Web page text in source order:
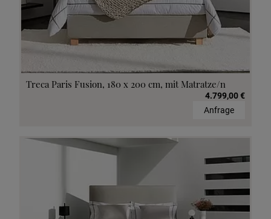
Treca Paris Fusion, 180 x 200 cm, mit Matratze/n
4.799,00 €
Anfrage